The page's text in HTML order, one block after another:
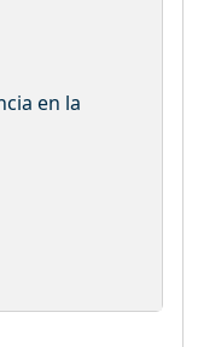
en la